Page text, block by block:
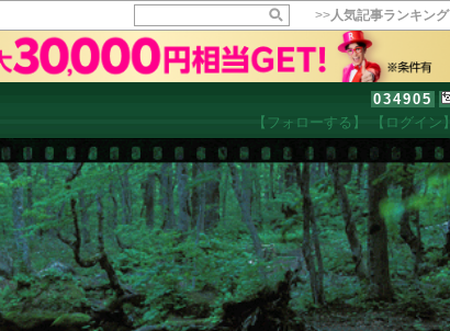
>>人気記事ランキング
034905
【フォローする】 【ログイン】